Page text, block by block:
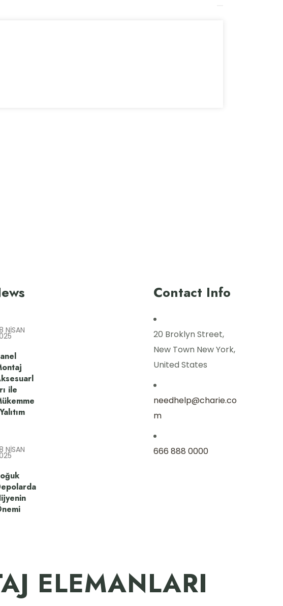
ELEMANLARI
NISAN
ile
NISAN
Contact Info
20 Broklyn Street,
New Town New York,
United States
needhelp@charie.co
m
666 888 0000